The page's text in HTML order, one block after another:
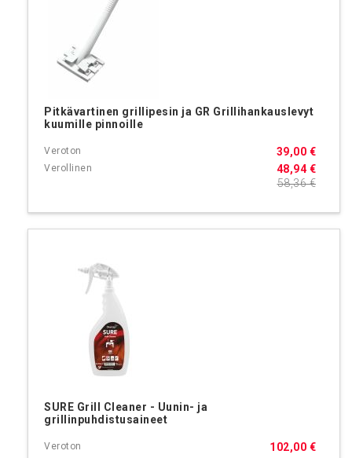
Pitkävartinen grillipesin ja GR Grillihankauslevyt
kuumille pinnoille
48,94 €
39,00 €
58,36 €
SURE Grill Cleaner - Uunin- ja
grillinpuhdistusaineet
102,00 €